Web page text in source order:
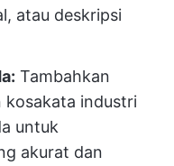
atau deskripsi
Tambahkan
kosakata industri
untuk
akurat dan